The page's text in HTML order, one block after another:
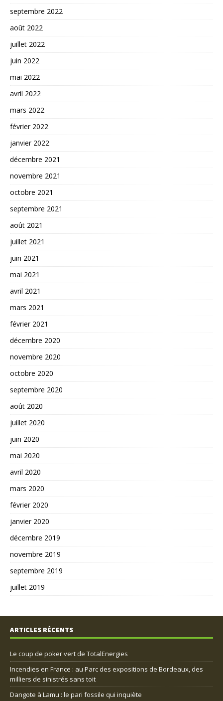
septembre 2022
août 2022
juillet 2022
juin 2022
mai 2022
avril 2022
mars 2022
février 2022
janvier 2022
décembre 2021
novembre 2021
octobre 2021
septembre 2021
août 2021
juillet 2021
juin 2021
mai 2021
avril 2021
mars 2021
février 2021
décembre 2020
novembre 2020
octobre 2020
septembre 2020
août 2020
juillet 2020
juin 2020
mai 2020
avril 2020
mars 2020
février 2020
janvier 2020
décembre 2019
novembre 2019
septembre 2019
juillet 2019
ARTICLES RÉCENTS
Le coup de poker vert de TotalEnergies
Incendies en France : au Parc des expositions de Bordeaux, des
milliers de sinistrés sans toit
Dangote à Lamu : le pari fossile qui inquiète